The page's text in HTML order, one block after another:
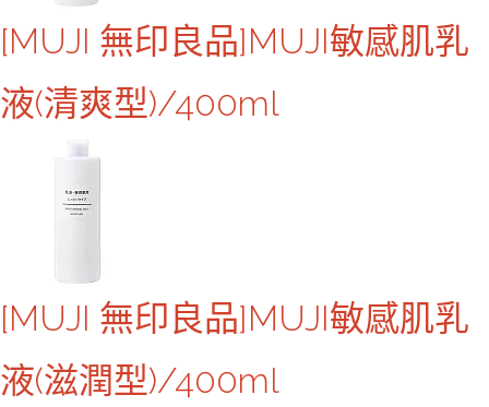
[MUJI 無印良品]MUJI敏感肌乳
液(清爽型)/400ml
[MUJI 無印良品]MUJI敏感肌乳
液(滋潤型)/400ml